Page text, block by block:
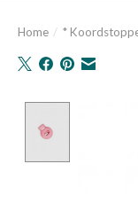
Home / *